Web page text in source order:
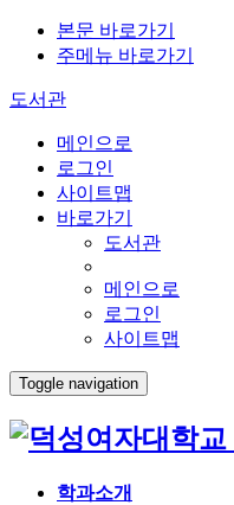
본문 바로가기
주메뉴 바로가기
도서관
메인으로
로그인
사이트맵
바로가기
도서관
메인으로
로그인
사이트맵
Toggle navigation
학과소개